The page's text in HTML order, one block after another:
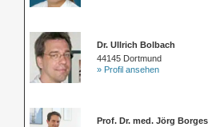
Dr. Ullrich Bolbach
44145 Dortmund
» Profil ansehen
Prof. Dr. med. Jörg Borges